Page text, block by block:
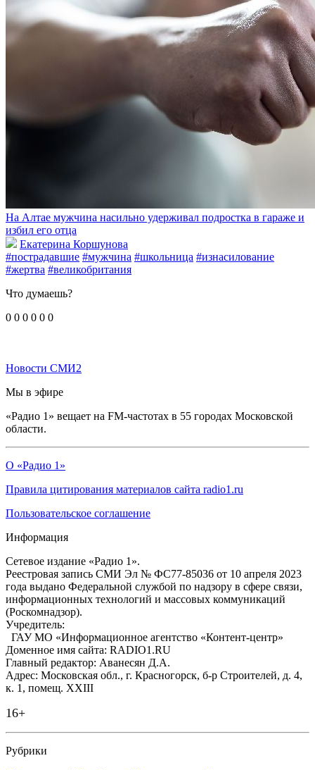
На Алтае мужчина насильно удерживал подростка в гараже и
избил его отца
Екатерина Коршунова
#пострадавшие #мужчина #школьница #изнасилование
#жертва #великобритания
Что думаешь?
0 0 0 0 0 0
Новости СМИ2
Мы в эфире
«Радио 1» вещает на FM-частотах в 55 городах Московской
области.
О «Радио 1»
Правила цитирования материалов сайта radio1.ru
Пользовательское соглашение
Информация
Сетевое издание «Радио 1».
Реестровая запись СМИ Эл № ФС77-85036 от 10 апреля 2023
года выдано Федеральной службой по надзору в сфере связи,
информационных технологий и массовых коммуникаций
(Роскомнадзор).
Учредитель:
ГАУ МО «Информационное агентство «Контент-центр»
Доменное имя сайта: RADIO1.RU
Главный редактор: Аванесян Д.А.
Адрес: Московская обл., г. Красногорск, б-р Строителей, д. 4,
к. 1, помещ. XXIII
16+
Рубрики